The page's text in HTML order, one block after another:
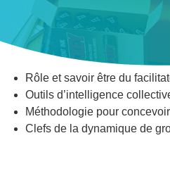
créativité, des groupes de
des formations.
CONTENUS
Rôle et savoir être du
Outils d’intelligence
Méthodologie pour
Clefs de la dynamique de